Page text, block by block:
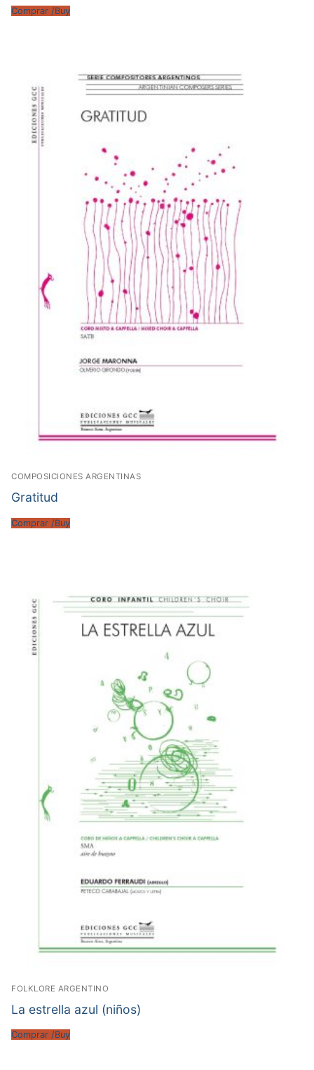
Comprar /Buy
COMPOSICIONES ARGENTINAS
Gratitud
Comprar /Buy
FOLKLORE ARGENTINO
La estrella azul (niños)
Comprar /Buy